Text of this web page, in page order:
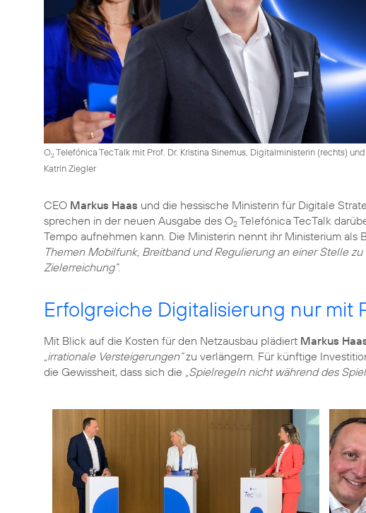
O2Telefónica TecTalk mit Prof. Dr. Kristina Sinemus, Digitalministerin (rechts)
Katrin Ziegler
CEO Markus Haas und die hessische Ministerin für Digitale
sprechen in der neuen Ausgabe des O2 Telefónica TecTalk
Tempo aufnehmen kann. Die Ministerin nennt ihr Ministerium als
Themen Mobilfunk, Breitband und Regulierung an einer Stelle
Zielerreichung“.
Erfolgreiche Digitalisierung nur mit
Mit Blick auf die Kosten für den Netzausbau plädiert Markus
„irrationale Versteigerungen“zu verlängern. Für künftige
die Gewissheit, dass sich die „Spielregeln nicht während des